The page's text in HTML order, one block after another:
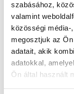
szabásához,
valamint
közösségi média-
megosztjuk az
adatait, akik
adatokkal,
Ön által használt
pár